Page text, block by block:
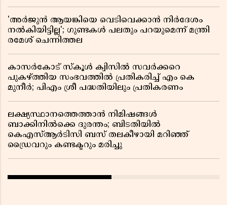
'അർജുൻ ആയങ്കിയെ വെടിവെക്കാൻ നിർദേശം
നൽകിയിട്ടില്ല'; ഗുണ്ടകൾ പലതും പറയുമെന്ന് മന്ത്രി
രമേശ് ചെന്നിത്തല
കാസർകോട് സ്കൂൾ ക്വിസിൽ സവർക്കറെ
പുകഴ്ത്തിയ സംഭവത്തിൽ പ്രതികരിച്ച് എം കെ
മുനീർ; പിഎം ശ്രീ പദ്ധതിയിലും പ്രതികരണം
ലക്ഷ്യസ്ഥാനത്തെത്താൻ നിമിഷങ്ങൾ
ബാക്കിനിൽക്കെ ദുരന്തം; ബിടതിയിൽ
കെഎസ്ആർടിസി ബസ് തലകീഴായി മറിഞ്ഞ്
ഡ്രൈവറും കണ്ടക്ടറും മരിച്ചു